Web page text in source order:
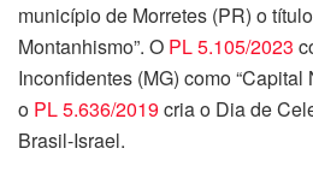
município de Morretes (PR) o
Montanhismo”. O PL 5.105/2023
Inconfidentes (MG) como
o PL 5.636/2019cria o Dia de
Brasil-Israel.